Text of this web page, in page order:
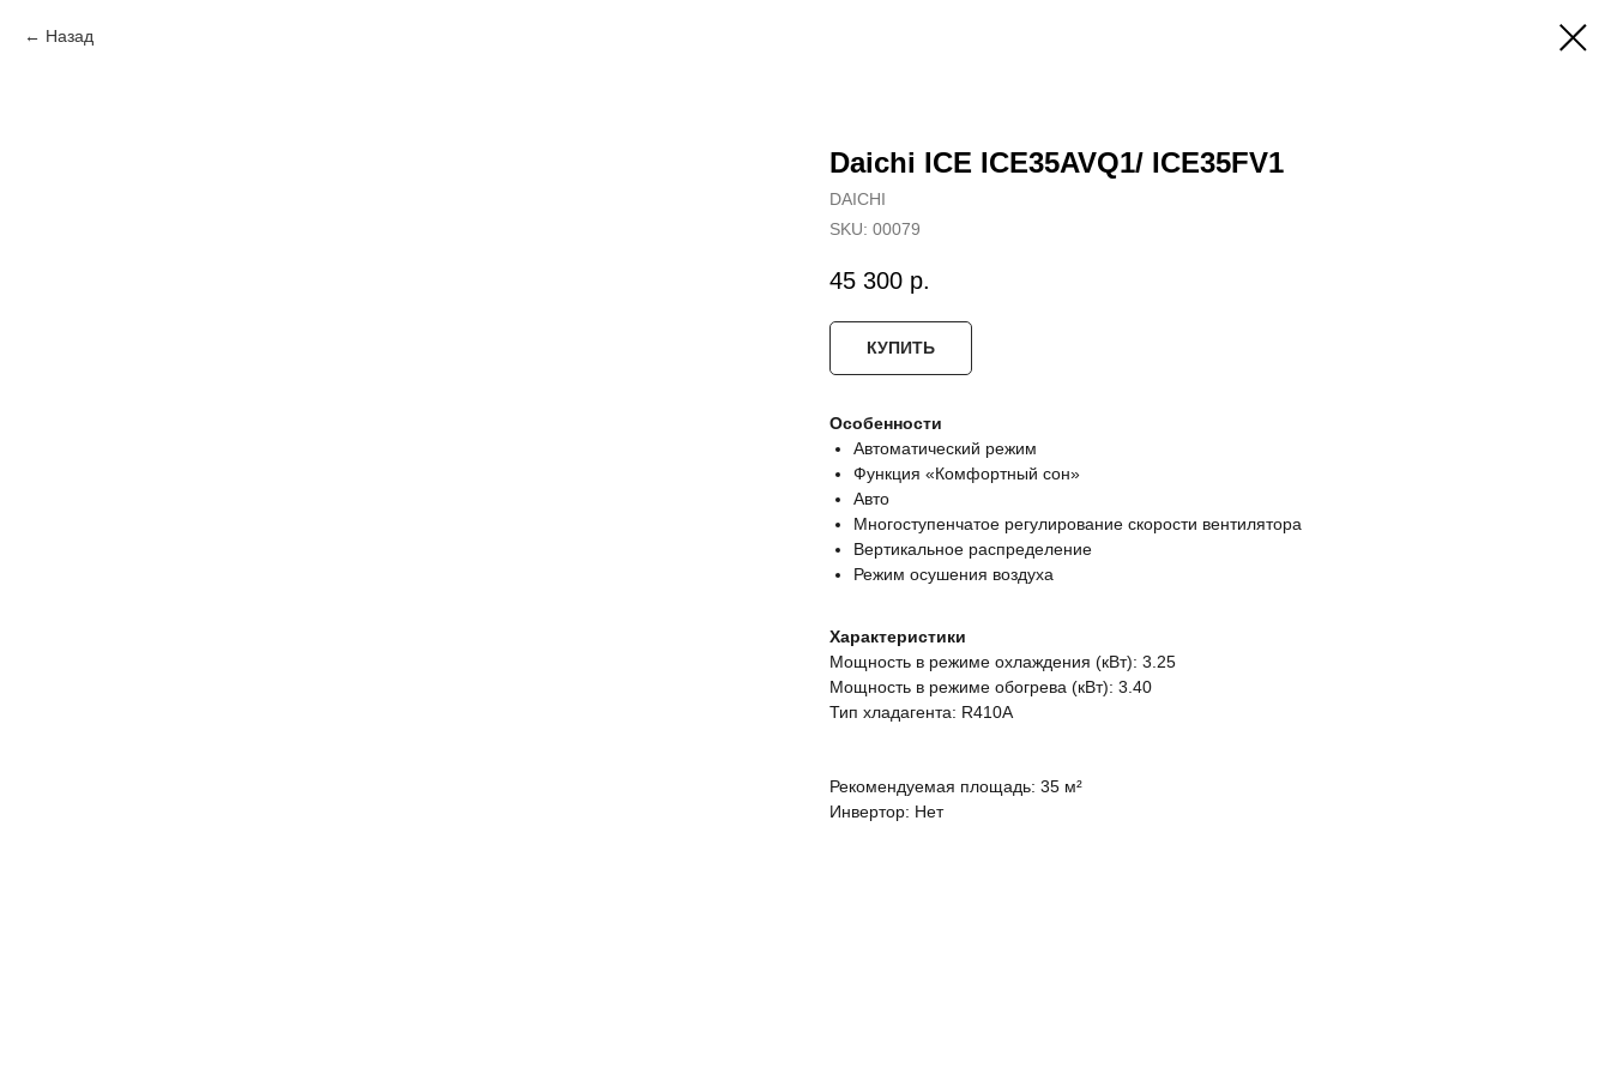
Назад
Daichi ICE ICE35AVQ1/ ICE35FV1
DAICHI
SKU: 00079
45 300 р.
КУПИТЬ
Особенности
Автоматический режим
Функция «Комфортный сон»
Авто
Многоступенчатое регулирование скорости вентилятора
Вертикальное распределение
Режим осушения воздуха
Характеристики
Мощность в режиме охлаждения (кВт): 3.25
Мощность в режиме обогрева (кВт): 3.40
Тип хладагента: R410A
Рекомендуемая площадь: 35 м²
Инвертор: Нет